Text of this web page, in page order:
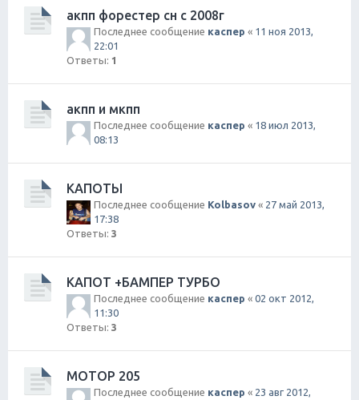
акпп форестер сн с 2008г
Последнее сообщение каспер « 11 ноя 2013,
22:01
Ответы: 1
акпп и мкпп
Последнее сообщение каспер « 18 июл 2013,
08:13
КАПОТЫ
Последнее сообщение Kolbasov « 27 май 2013,
17:38
Ответы: 3
КАПОТ +БАМПЕР ТУРБО
Последнее сообщение каспер « 02 окт 2012,
11:30
Ответы: 3
МОТОР 205
Последнее сообщение каспер « 23 авг 2012,